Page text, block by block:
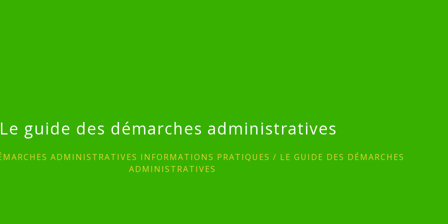
Le guide des démarches administratives
ADMINISTRATIVES INFORMATIONS PRATIQUES / LE GUIDE DES DÉMARCHES
ADMINISTRATIVES